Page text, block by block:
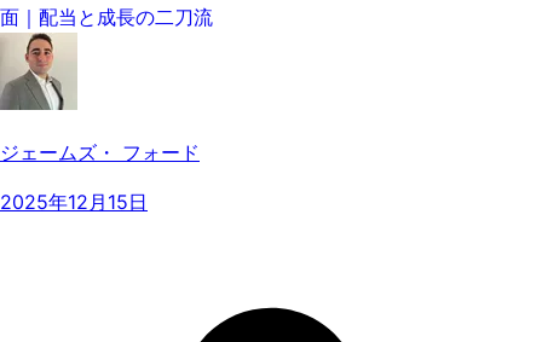
面｜配当と成長の二刀流
ジェームズ・ フォード
2025年12月15日